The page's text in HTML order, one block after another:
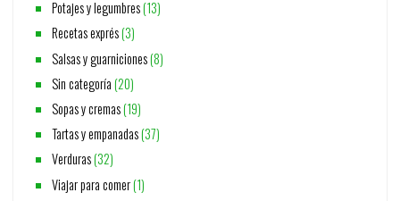
Potajes y legumbres(13)
Recetas exprés(3)
Salsas y guarniciones(8)
Sin categoría(20)
Sopas y cremas(19)
Tartas y empanadas(37)
Verduras(32)
Viajar para comer(1)